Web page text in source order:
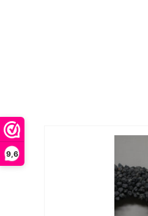
9,6